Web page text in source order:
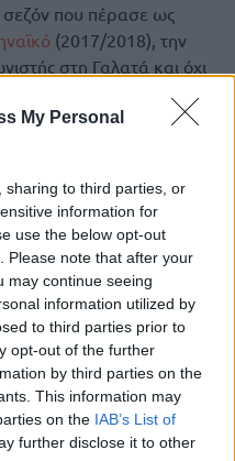
My Personal
sharing to third parties, or
information for
use the below opt-out
Please note that after your
may continue seeing
information utilized by
to third parties prior to
opt-out of the further
by third parties on the
This information may
on the IAB’s List of
further disclose it to other
σεζόν που πέρασε ως
(2017/2018), την
στη Γαλατά και όχι
η ομάδα του κράτησε το
4:43’’, ώστε από το εις
τελικό 75-80, με
στο Νίκολα Κάλινιτς,